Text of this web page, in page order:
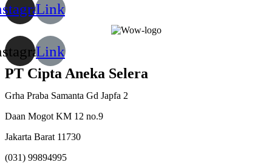
Link
Link
PT Cipta Aneka Selera
Grha Praba Samanta Gd Japfa 2
Daan Mogot KM 12 no.9
Jakarta Barat 11730
(031) 99894995